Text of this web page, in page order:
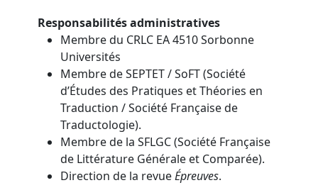
Responsabilités administratives
Membre du CRLC EA 4510 Sorbonne
Universités
Membre de SEPTET / SoFT (Société
d’Études des Pratiques et Théories en
Traduction / Société Française de
Traductologie).
Membre de la SFLGC (Société Française
de Littérature Générale et Comparée).
Direction de la revueÉpreuves.